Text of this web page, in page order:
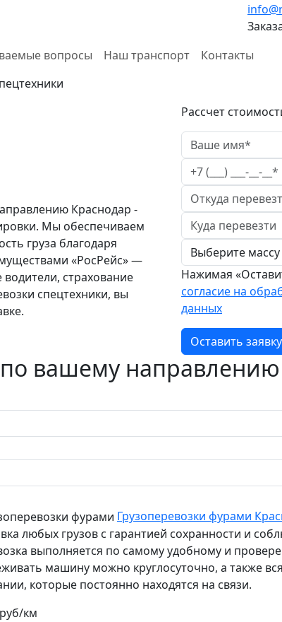
вопросы Наш транспорт
Контакты
Краснодар -
Мы обеспечиваем
груза благодаря
«РосРейс» —
страхование
спецтехники, вы
Рассчет
Нажимая
согласие на
данных
Оставить заявку
по вашему направлению
Грузоперевозки фурами
любых грузов с гарантией сохранности и
выполняется по самому удобному и
машину можно круглосуточно, а также
которые постоянно находятся на связи.
км